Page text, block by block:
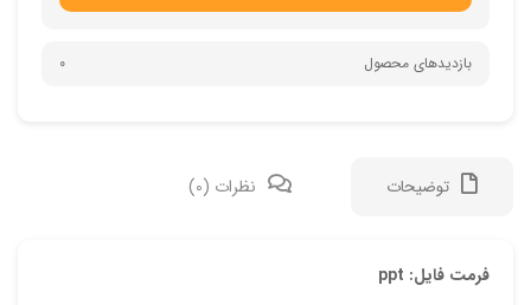
بازدیدهای محصول 0
توضیحات نظرات (0)
فرمت فایل: ppt